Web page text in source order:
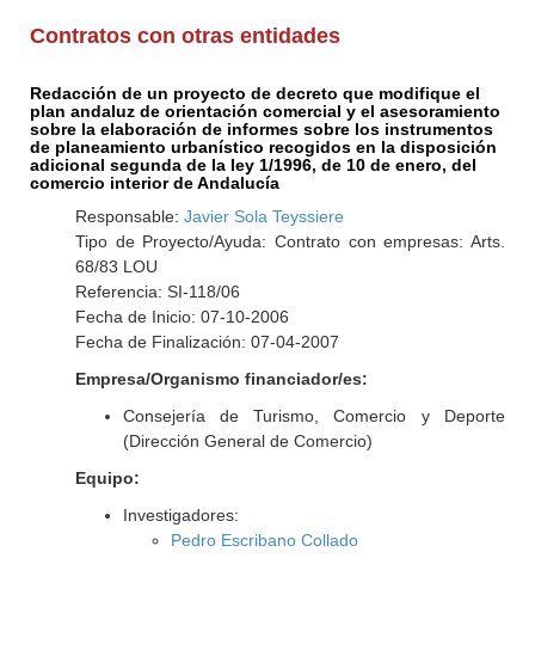
Contratos con otras entidades
Redacción de un proyecto de decreto que modifique el
plan andaluz de orientación comercial y el asesoramiento
sobre la elaboración de informes sobre los instrumentos
de planeamiento urbanístico recogidos en la disposición
adicional segunda de la ley 1/1996, de 10 de enero, del
comercio interior de Andalucía
Responsable: Javier Sola Teyssiere
Tipo de Proyecto/Ayuda: Contrato con empresas: Arts.
68/83 LOU
Referencia: SI-118/06
Fecha de Inicio: 07-10-2006
Fecha de Finalización: 07-04-2007
Empresa/Organismo financiador/es:
Consejería de Turismo, Comercio y Deporte
(Dirección General de Comercio)
Equipo:
Investigadores:
Pedro Escribano Collado